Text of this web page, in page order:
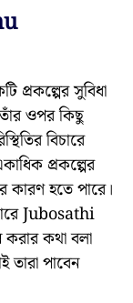
প্রকল্পের সুবিধা
ওপর কিছু
বিচারে
প্রকল্পের
কারণ হতে পারে।
Jubosathi
কথা বলা
তারা পাবেন